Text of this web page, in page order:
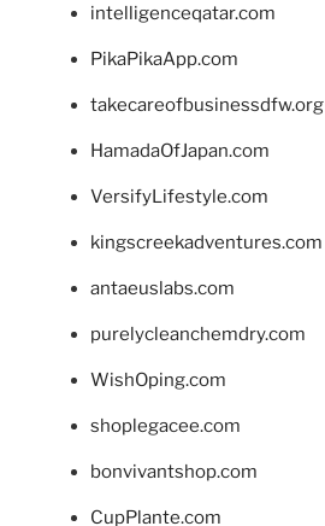
intelligenceqatar.com
PikaPikaApp.com
takecareofbusinessdfw.org
HamadaOfJapan.com
VersifyLifestyle.com
kingscreekadventures.com
antaeuslabs.com
purelycleanchemdry.com
WishOping.com
shoplegacee.com
bonvivantshop.com
CupPlante.com